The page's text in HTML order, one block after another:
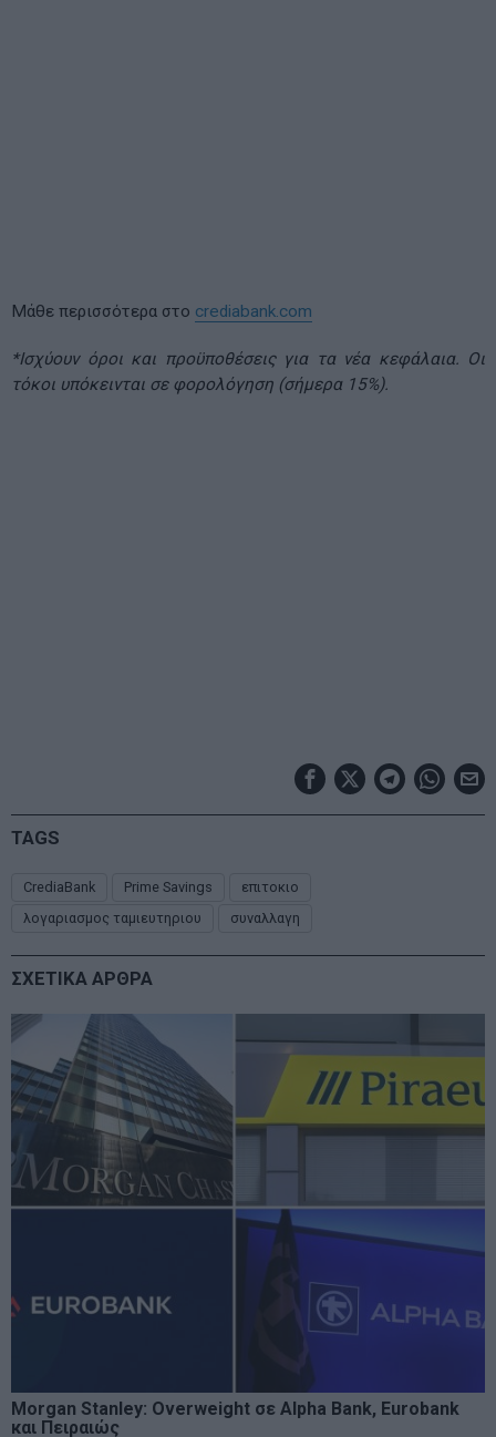
Μάθε περισσότερα στο crediabank.com
*Ισχύουν όροι και προϋποθέσεις για τα νέα κεφάλαια. Οι
τόκοι υπόκεινται σε φορολόγηση (σήμερα 15%).
TAGS
CrediaBank Prime Savings
επιτοκιο
λογαριασμος ταμιευτηριου
συναλλαγη
ΣΧΕΤΙΚΑ ΑΡΘΡΑ
Morgan Stanley: Overweight σε Alpha Bank, Eurobank
και Πειραιώς